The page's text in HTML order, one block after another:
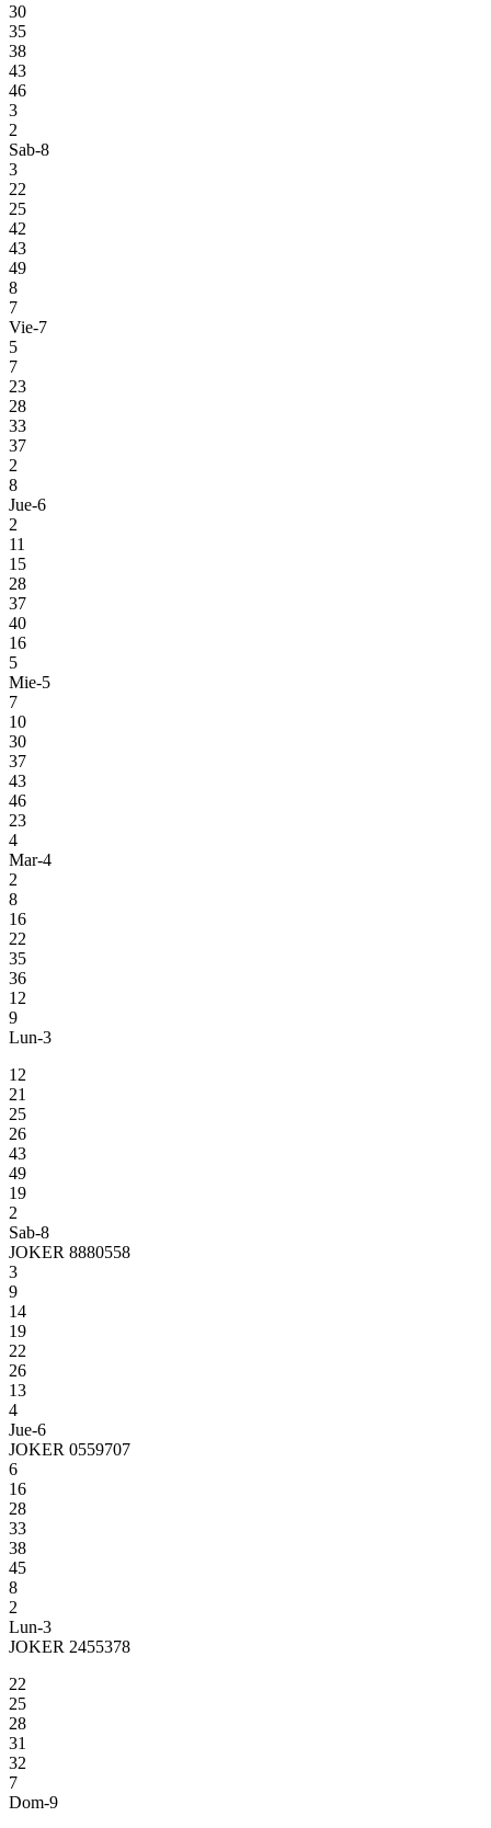
30
35
38
43
46
3
2
Sab-8
3
22
25
42
43
49
8
7
Vie-7
5
7
23
28
33
37
2
8
Jue-6
2
11
15
28
37
40
16
5
Mie-5
7
10
30
37
43
46
23
4
Mar-4
2
8
16
22
35
36
12
9
Lun-3
12
21
25
26
43
49
19
2
Sab-8
JOKER 8880558
3
9
14
19
22
26
13
4
Jue-6
JOKER 0559707
6
16
28
33
38
45
8
2
Lun-3
JOKER 2455378
22
25
28
31
32
7
Dom-9